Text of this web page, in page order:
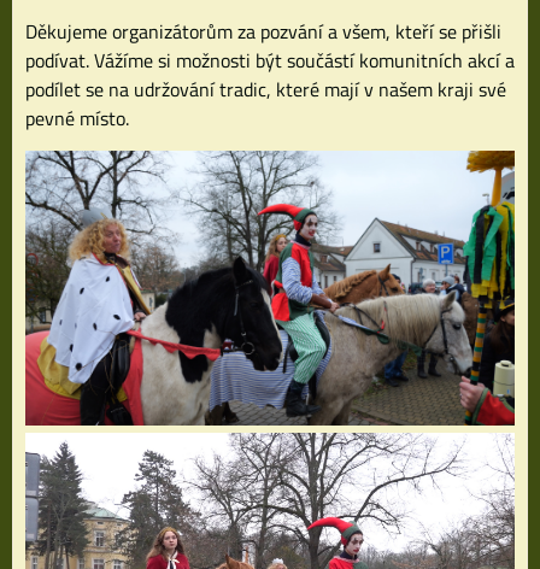
Děkujeme organizátorům za pozvání a všem, kteří se přišli
podívat. Vážíme si možnosti být součástí komunitních akcí a
podílet se na udržování tradic, které mají v našem kraji své
pevné místo.